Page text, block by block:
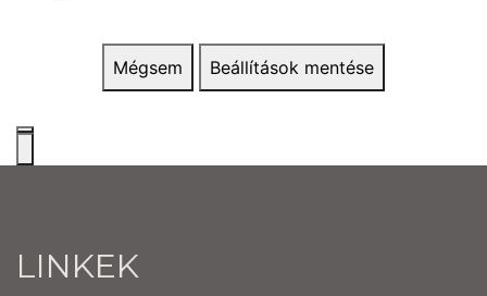
Mégsem Beállítások mentése
LINKEK